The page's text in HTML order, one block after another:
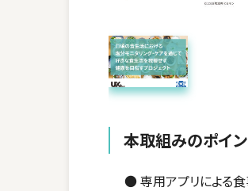
本取組みのポイ
● 専用アプリによる